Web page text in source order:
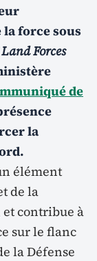
force sous
Forces
de
la
élément
de la
et contribue à
sur le flanc
la Défense